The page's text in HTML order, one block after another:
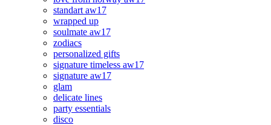
standart aw17
wrapped up
soulmate aw17
zodiacs
personalized gifts
signature timeless aw17
signature aw17
glam
delicate lines
party essentials
disco